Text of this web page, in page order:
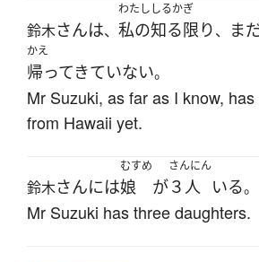
鈴木さんは、
わたし
私の
しるかぎ
知る限り、 ま
かえ
帰ってきていない。
Mr Suzuki, as far as I know,
from Hawaii yet.
鈴木さんには
むすめ
娘 が
さんにん
３人 いる。
Mr Suzuki has three daughters.